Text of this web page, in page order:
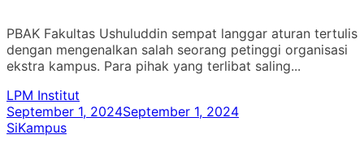
PBAK Fakultas Ushuluddin sempat langgar aturan tertulis
dengan mengenalkan salah seorang petinggi organisasi
ekstra kampus. Para pihak yang terlibat saling...
LPM Institut
September 1, 2024September 1, 2024
SiKampus